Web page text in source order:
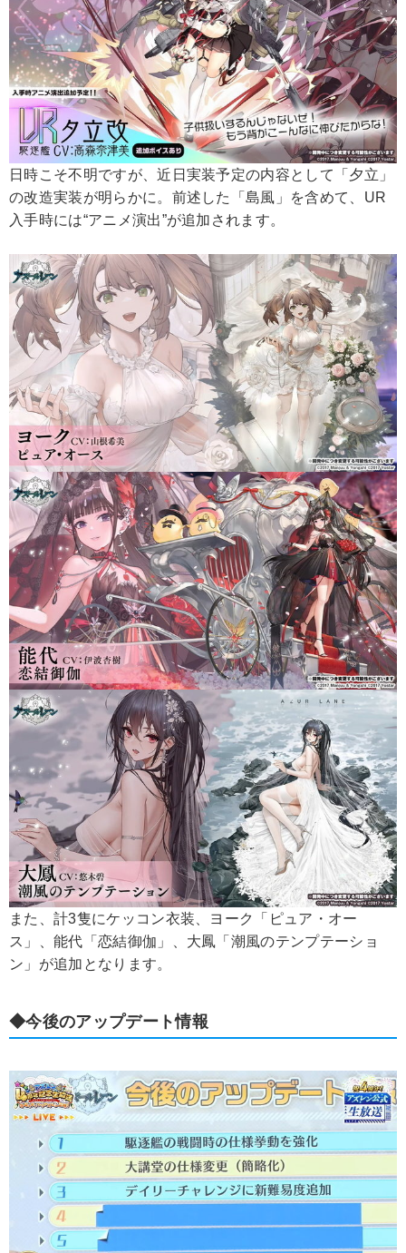
日時こそ不明ですが、近日実装予定の内容として「夕立」
の改造実装が明らかに。前述した「島風」を含めて、UR
入手時には“アニメ演出”が追加されます。
また、計3隻にケッコン衣装、ヨーク「ピュア・オー
ス」、能代「恋結御伽」、大鳳「潮風のテンプテーショ
ン」が追加となります。
◆今後のアップデート情報